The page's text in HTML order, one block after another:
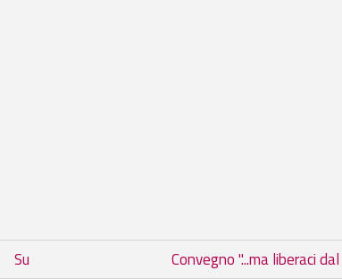
per 09.03. Attività
Su Convegno "...ma liberaci